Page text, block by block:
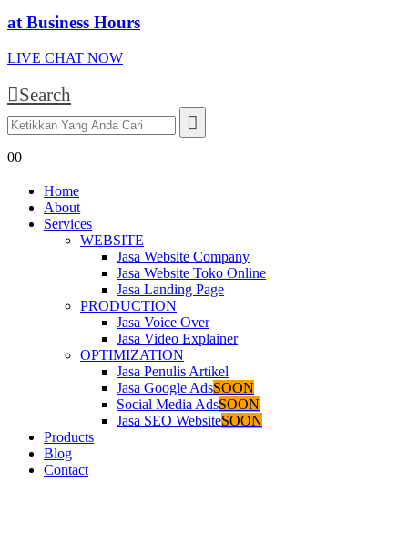
at Business Hours
LIVE CHAT NOW
Search
00
Home
About
Services
WEBSITE
Jasa Website Company
Jasa Website Toko Online
Jasa Landing Page
PRODUCTION
Jasa Voice Over
Jasa Video Explainer
OPTIMIZATION
Jasa Penulis Artikel
Jasa Google AdsSOON
Social Media AdsSOON
Jasa SEO WebsiteSOON
Products
Blog
Contact